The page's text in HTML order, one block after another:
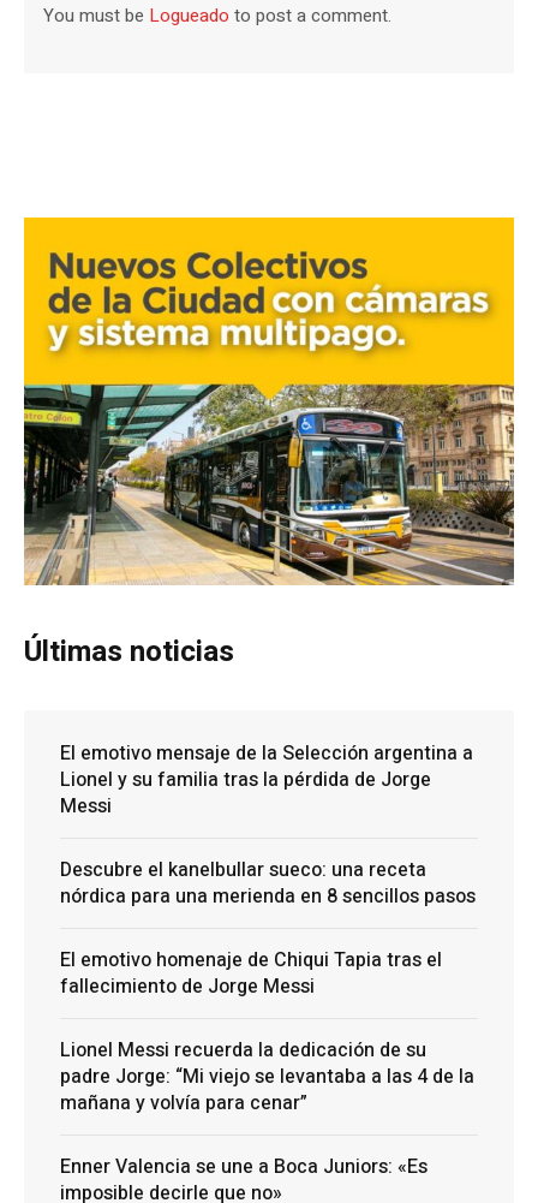
You must be Logueado to post a comment.
Últimas noticias
El emotivo mensaje de la Selección argentina a
Lionel y su familia tras la pérdida de Jorge
Messi
Descubre el kanelbullar sueco: una receta
nórdica para una merienda en 8 sencillos pasos
El emotivo homenaje de Chiqui Tapia tras el
fallecimiento de Jorge Messi
Lionel Messi recuerda la dedicación de su
padre Jorge: “Mi viejo se levantaba a las 4 de la
mañana y volvía para cenar”
Enner Valencia se une a Boca Juniors: «Es
imposible decirle que no»